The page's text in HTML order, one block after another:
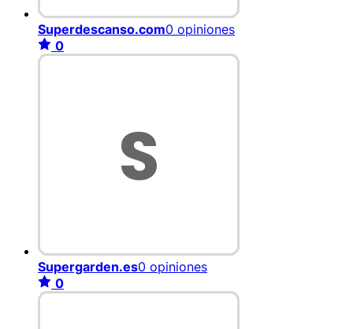
Superdescanso.com0 opiniones
0
Supergarden.es0 opiniones
0